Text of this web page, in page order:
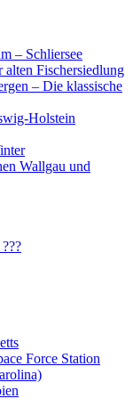
– Schliersee
Fischersiedlung
– Die klassische
Holstein
Wallgau und
Force Station